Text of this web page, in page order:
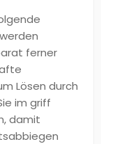
ferner
Lösen durch
im griff
damit